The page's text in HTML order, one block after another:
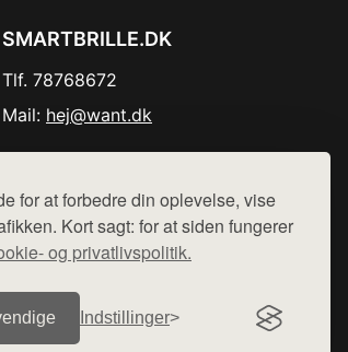
for at forbedre din oplevelse, vise
Kort sagt: for at siden fungerer
og privatlivspolitik.
Indstillinger
SMARTBRILLE.DK
Tlf. 78768672
Mail: hej@want.dk
fra denne side - vi henviser til de shops,